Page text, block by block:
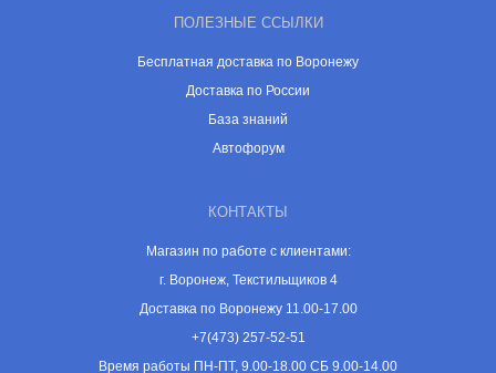
ПОЛЕЗНЫЕ ССЫЛКИ
Бесплатная доставка по Воронежу
Доставка по России
База знаний
Автофорум
КОНТАКТЫ
Магазин по работе с клиентами:
г. Воронеж, Текстильщиков 4
Доставка по Воронежу 11.00-17.00
+7(473) 257-52-51
Время работы ПН-ПТ, 9.00-18.00 СБ 9.00-14.00